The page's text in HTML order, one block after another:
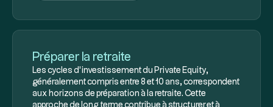
Préparer la retraite
Les cycles d’investissement du Private Equity,
généralement compris entre 8 et 10 ans, correspondent
aux horizons de préparation à la retraite. Cette
approche de long terme contribue à structurer et à